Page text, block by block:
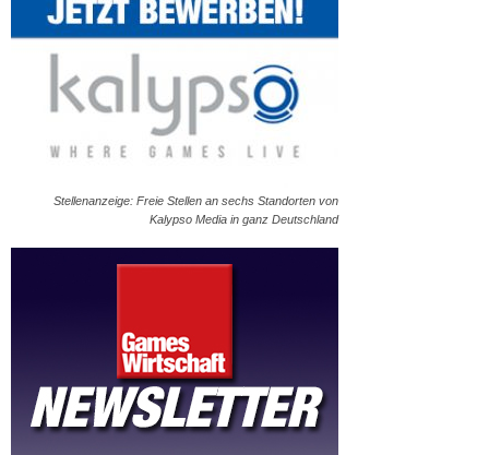
Stellenanzeige: Freie Stellen an sechs Standorten von
Kalypso Media in ganz Deutschland